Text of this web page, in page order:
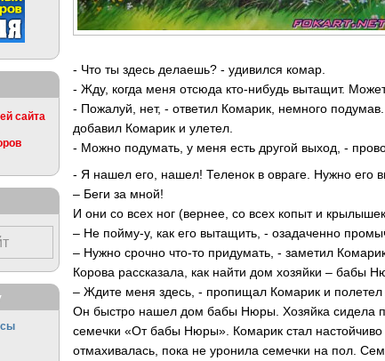
- Что ты здесь делаешь? - удивился комар.
- Жду, когда меня отсюда кто-нибудь вытащит.
- Пожалуй, нет, - ответил Комарик, немного
добавил Комарик и улетел.
- Можно подумать, у меня есть другой выход, -
- Я нашел его, нашел! Теленок в овраге. Нужно его
– Беги за мной!
И они со всех ног (вернее, со всех копыт и
– Не пойму-у, как его вытащить, - озадаченно
– Нужно срочно что-то придумать, - заметил
Корова рассказала, как найти дом хозяйки – бабы
– Ждите меня здесь, - пропищал Комарик и полетел
Он быстро нашел дом бабы Нюры. Хозяйка сидела
семечки «От бабы Нюры». Комарик стал настойчиво
отмахивалась, пока не уронила семечки на пол.
сайта